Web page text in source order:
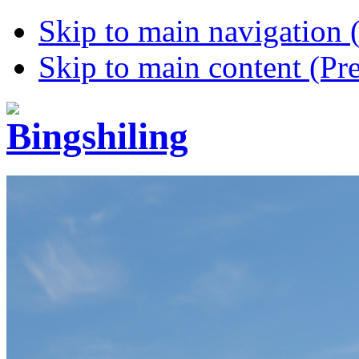
Skip to main navigation
Skip to main content